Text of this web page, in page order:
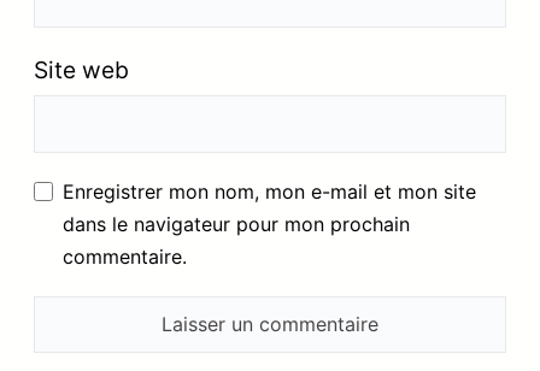
Site web
Enregistrer mon nom, mon e-mail et mon site
dans le navigateur pour mon prochain
commentaire.